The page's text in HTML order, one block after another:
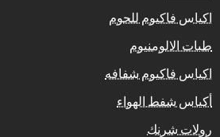
اكياس فاكيوم للحوم
طبات الالومنيوم
اكياس فاكيوم شفافه
أكياس شفط الهواء
رولات شرنك